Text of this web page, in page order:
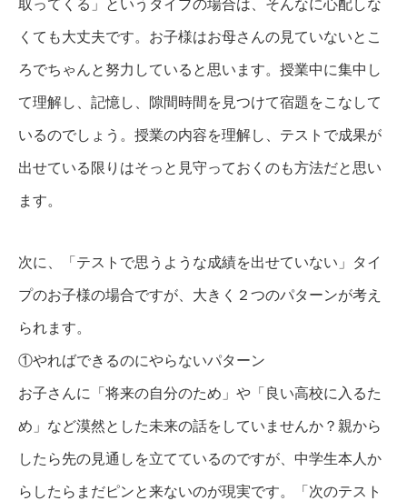
取ってくる」というタイプの場合は、そんなに心配しな
くても大丈夫です。お子様はお母さんの見ていないとこ
ろでちゃんと努力していると思います。授業中に集中し
て理解し、記憶し、隙間時間を見つけて宿題をこなして
いるのでしょう。授業の内容を理解し、テストで成果が
出せている限りはそっと見守っておくのも方法だと思い
ます。
次に、「テストで思うような成績を出せていない」タイ
プのお子様の場合ですが、大きく２つのパターンが考え
られます。
①やればできるのにやらないパターン
お子さんに「将来の自分のため」や「良い高校に入るた
め」など漠然とした未来の話をしていませんか？親から
したら先の見通しを立てているのですが、中学生本人か
らしたらまだピンと来ないのが現実です。「次のテスト